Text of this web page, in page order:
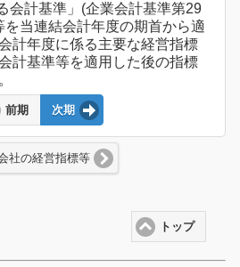
会計基準」(企業会計基準第29
当連結会計年度の期首から適
計年度に係る主要な経営指標
計基準等を適用した後の指標
前期 次期
社の経営指標等
トップ